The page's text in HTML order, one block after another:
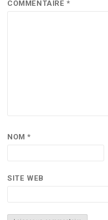
COMMENTAIRE*
NOM*
SITE WEB